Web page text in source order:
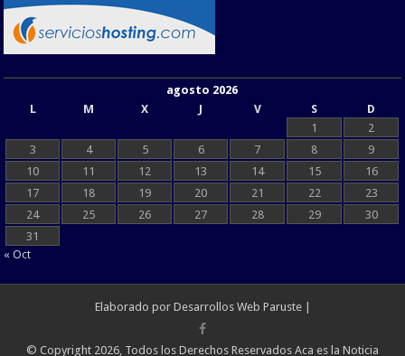
agosto 2026
L
M X J V S
D
1
2
3
4 5 6 7 8
9
10
11 12 13 14 15
16
17
18 19 20 21 22
23
24
25 26 27 28 29
30
31
« Oct
Elaborado por Desarrollos Web Paruste|
© Copyright 2026, Todos los Derechos Reservados Aca es la Noticia